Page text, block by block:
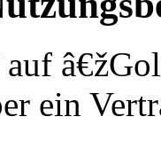
ein